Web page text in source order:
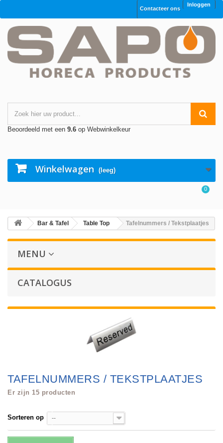
Inloggen
Contacteer ons
Beoordeeld met een 9.6 op Webwinkelkeur
Winkelwagen (leeg)
0
Bar & Tafel Table Top Tafelnummers / Tekstplaatjes
MENU
CATALOGUS
TAFELNUMMERS / TEKSTPLAATJES
Er zijn 15 producten
Sorteren op --